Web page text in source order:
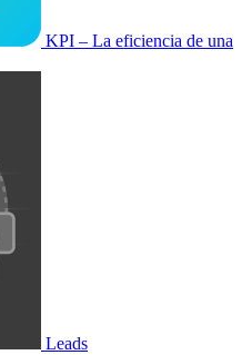
KPI – La eficiencia de una
Leads